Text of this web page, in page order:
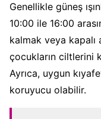
Genellikle güneş
10:00 ile 16:00
kalmak veya
çocukların ciltlerini
Ayrıca, uygun
koruyucu olabilir.